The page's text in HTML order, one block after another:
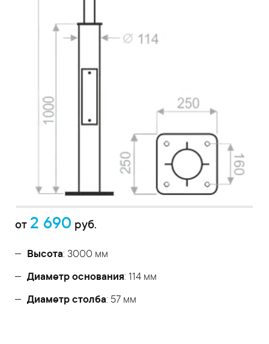
от 2 690 руб.
Высота: 3000 мм
Диаметр основания: 114 мм
Диаметр столба: 57 мм